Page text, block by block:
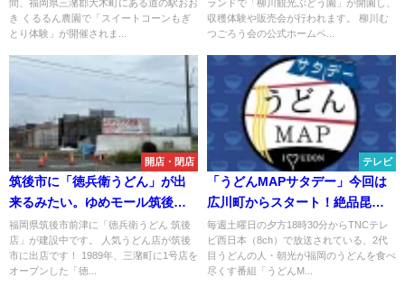
ン（大木町）
間、福岡県三潴郡大木町にある道の駅おお
き くるるん農園で「スイートコーンもぎ
とり体験」が開催されま...
たひときわ甘い巨峰！
ランドで「柳川観光ぶどう園」が開園し、
収穫体験や販売会が行われます。 柳川む
つごろう会の公式ホームペ...
開店・閉店
筑後市に「徳兵衛うどん」が出
来るみたい。ゆめモール筑後近
く
福岡県筑後市前津に「徳兵衛うどん 筑後
店」が建設中です。 人気うどん店が筑後
市に出店です！ 1989年、三潴町に1号店を
オープンした「徳...
テレビ
「うどんMAPサタデー」今回は
広川町からスタート！絶品昆布
ダシのうどんや久留米が誇る名
店が登場（8月23日放送）
毎週土曜日の夕方18時30分からTNCテレ
ビ西日本（8ch）で放送されている、2代
目うどんの人・朝光が福岡のうどんを食べ
尽くす番組「うどんM...